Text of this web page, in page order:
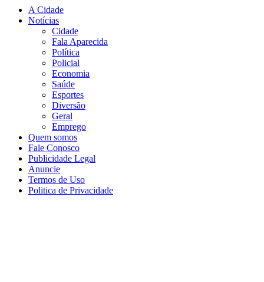
A Cidade
Notícias
Cidade
Fala Aparecida
Política
Policial
Economia
Saúde
Esportes
Diversão
Geral
Emprego
Quem somos
Fale Conosco
Publicidade Legal
Anuncie
Termos de Uso
Politica de Privacidade